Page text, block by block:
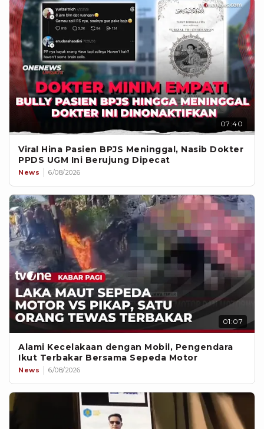
07:40
Viral Hina Pasien BPJS Meninggal, Nasib Dokter
PPDS UGM Ini Berujung Dipecat
News 6/08/2026
01:07
Alami Kecelakaan dengan Mobil, Pengendara
Ikut Terbakar Bersama Sepeda Motor
News 6/08/2026